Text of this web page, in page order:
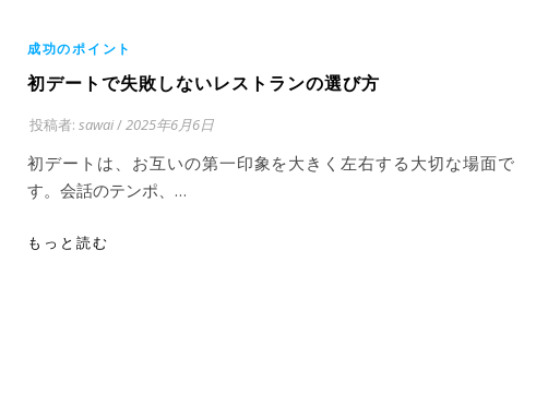
成功のポイント
初デートで失敗しないレストランの選び方
投稿者: sawai/2025年6月6日
初デートは、お互いの第一印象を大きく左右する大切な場面で
す。会話のテンポ、…
もっと読む